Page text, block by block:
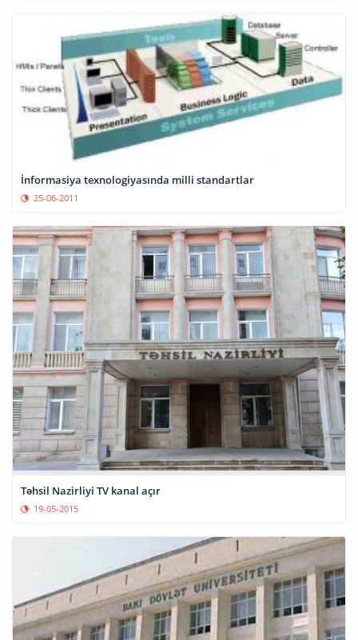
İnformasiya texnologiyasında milli standartlar
25-06-2011
Təhsil Nazirliyi TV kanal açır
19-05-2015